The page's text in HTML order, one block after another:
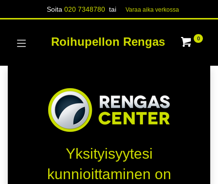
Soita020 7348780 tai Varaa aika verk​​​​ossa
Roihupellon Rengas 0
Yksityisyytesi
kunnioittaminen on